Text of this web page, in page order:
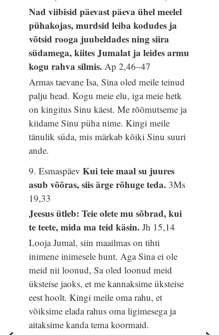
Nad viibisid päevast päeva ühel meelel
pühakojas, murdsid leiba kodudes ja
võtsid rooga juubeldades ning siira
südamega, kiites Jumalat ja leides armu
kogu rahva silmis.Ap 2,46–47
Armas taevane Isa, Sina oled meile teinud
palju head. Kogu meie elu, iga meie hetk
on kingitus Sinu käest. Me rõõmutseme ja
kiidame Sinu püha nime. Kingi meile
tänulik süda, mis märkab kõiki Sinu suuri
ande.
9. EsmaspäevKui teie maal su juures
asub võõras, siis ärge rõhuge teda. 3Ms
19,33
Jeesus ütleb: Teie olete mu sõbrad, kui
te teete, mida ma teid käsin.Jh 15,14
Looja Jumal, siin maailmas on tihti
inimene inimesele hunt. Aga Sina ei ole
meid nii loonud, Sa oled loonud meid
üksteise jaoks, et me kannaksime üksteise
eest hoolt. Kingi meile oma rahu, et
võiksime elada rahus oma ligimesega ja
aitaksime kanda tema koormaid.